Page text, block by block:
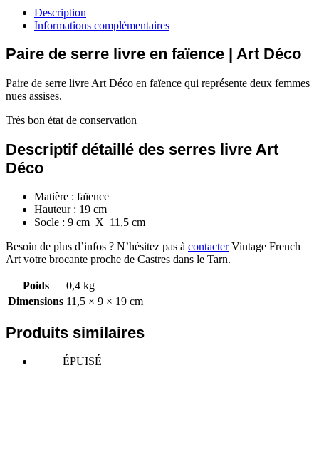
Description
Informations complémentaires
Paire de serre livre en faïence | Art Déco
Paire de serre livre Art Déco en faïence qui représente deux femmes
nues assises.
Très bon état de conservation
Descriptif détaillé des serres livre Art
Déco
Matière : faïence
Hauteur : 19 cm
Socle : 9 cm X 11,5 cm
Besoin de plus d’infos ? N’hésitez pas à contacterVintage French
Art votre brocante proche de Castres dans le Tarn.
Poids
0,4 kg
Dimensions 11,5 × 9 × 19 cm
Produits similaires
ÉPUISÉ